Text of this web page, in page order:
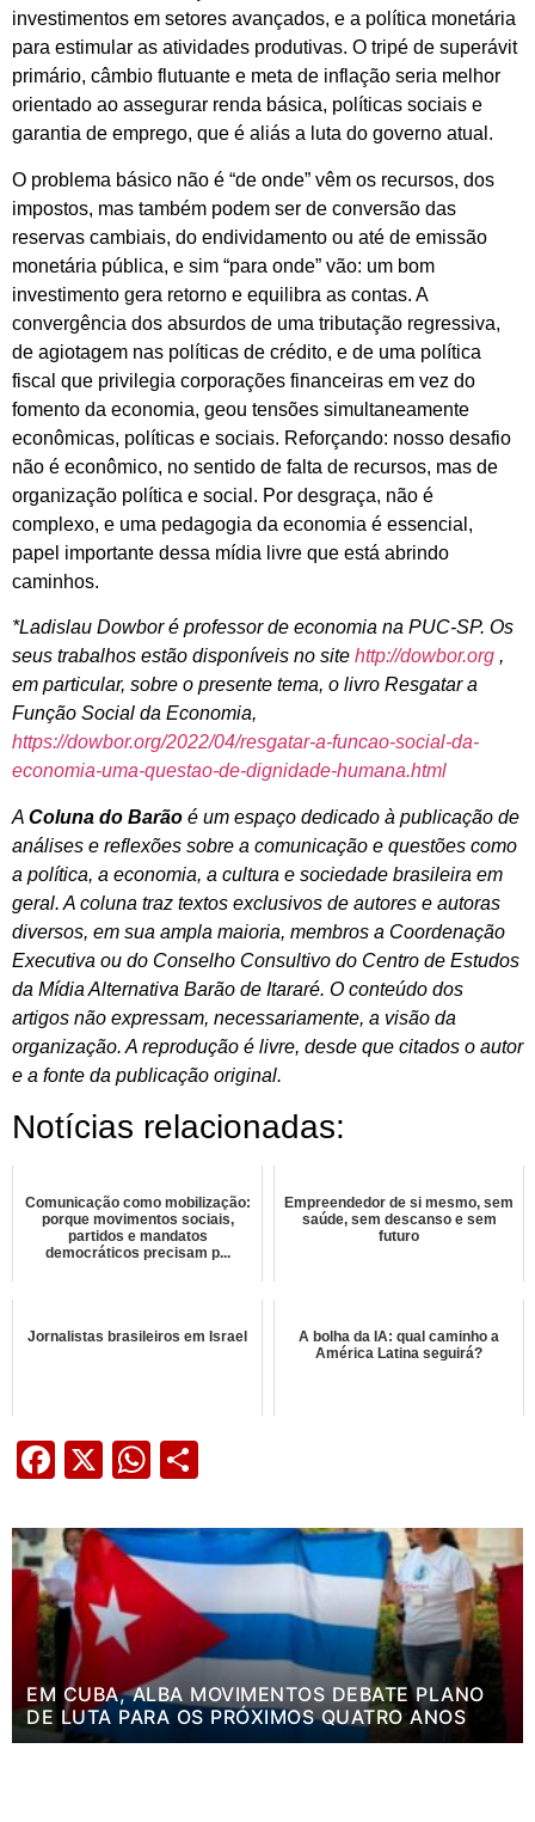
investimentos em setores avançados, e a política monetária
para estimular as atividades produtivas. O tripé de superávit
primário, câmbio flutuante e meta de inflação seria melhor
orientado ao assegurar renda básica, políticas sociais e
garantia de emprego, que é aliás a luta do governo atual.
O problema básico não é “de onde” vêm os recursos, dos
impostos, mas também podem ser de conversão das
reservas cambiais, do endividamento ou até de emissão
monetária pública, e sim “para onde” vão: um bom
investimento gera retorno e equilibra as contas. A
convergência dos absurdos de uma tributação regressiva,
de agiotagem nas políticas de crédito, e de uma política
fiscal que privilegia corporações financeiras em vez do
fomento da economia, geou tensões simultaneamente
econômicas, políticas e sociais. Reforçando: nosso desafio
não é econômico, no sentido de falta de recursos, mas de
organização política e social. Por desgraça, não é
complexo, e uma pedagogia da economia é essencial,
papel importante dessa mídia livre que está abrindo
caminhos.
*Ladislau Dowbor é professor de economia na PUC-SP. Os
seus trabalhos estão disponíveis no site http://dowbor.org ,
em particular, sobre o presente tema, o livro Resgatar a
Função Social da Economia,
https://dowbor.org/2022/04/resgatar-a-funcao-social-da-
economia-uma-questao-de-dignidade-humana.html
A Coluna do Barão é um espaço dedicado à publicação de
análises e reflexões sobre a comunicação e questões como
a política, a economia, a cultura e sociedade brasileira em
geral. A coluna traz textos exclusivos de autores e autoras
diversos, em sua ampla maioria, membros a Coordenação
Executiva ou do Conselho Consultivo do Centro de Estudos
da Mídia Alternativa Barão de Itararé. O conteúdo dos
artigos não expressam, necessariamente, a visão da
organização. A reprodução é livre, desde que citados o autor
e a fonte da publicação original.
Notícias relacionadas:
Comunicação como mobilização:
porque movimentos sociais,
partidos e mandatos
democráticos precisam p...
Empreendedor de si mesmo, sem
saúde, sem descanso e sem
futuro
Jornalistas brasileiros em Israel
A bolha da IA: qual caminho a
América Latina seguirá?
Facebook
X WhatsApp
EM CUBA, ALBA MOVIMENTOS DEBATE PLANO
DE LUTA PARA OS PRÓXIMOS QUATRO ANOS